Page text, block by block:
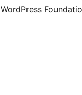
WordPress